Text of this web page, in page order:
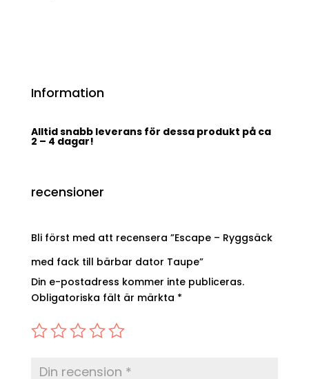
Information
Alltid snabb leverans för dessa produkt på ca
2 – 4 dagar!
recensioner
Bli först med att recensera ”Escape – Ryggsäck
med fack till bärbar dator Taupe”
Din e-postadress kommer inte publiceras.
Obligatoriska fält är märkta *